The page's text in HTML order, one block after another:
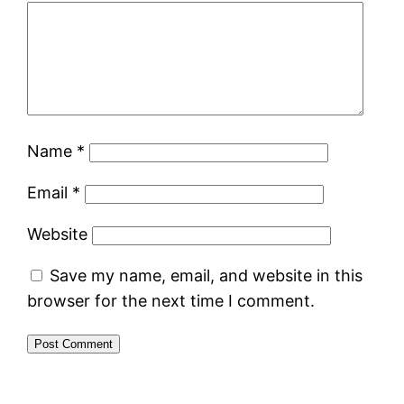
Name *
Email *
Website
Save my name, email, and website in this
browser for the next time I comment.